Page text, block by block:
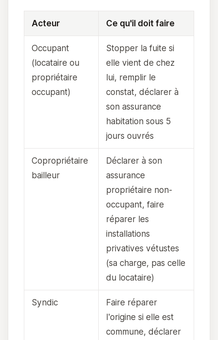
Acteur Ce qu'il doit faire
Occupant
(locataire ou
propriétaire
occupant)
Stopper la fuite si
elle vient de chez
lui, remplir le
constat, déclarer à
son assurance
habitation sous 5
jours ouvrés
Copropriétaire
bailleur
Déclarer à son
assurance
propriétaire non-
occupant, faire
réparer les
installations
privatives vétustes
(sa charge, pas celle
du locataire)
Syndic
Faire réparer
l'origine si elle est
commune, déclarer